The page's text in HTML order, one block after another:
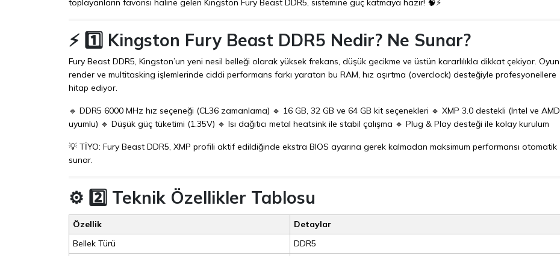
⚡ 1️⃣ Kingston Fury Beast DDR5 Nedir? Ne Sunar?
Fury Beast DDR5, Kingston’un yeni nesil belleği olarak yüksek frekans, düşük gecikme ve üstün kararlılıkla dikkat çekiyor. Oyun,
render ve multitasking işlemlerinde ciddi performans farkı yaratan bu RAM, hız aşırtma (overclock) desteğiyle profesyonellere
hitap ediyor.
🔹 DDR5 6000 MHz hız seçeneği (CL36 zamanlama) 🔹 16 GB, 32 GB ve 64 GB kit seçenekleri 🔹 XMP 3.0 destekli (Intel ve AMD
uyumlu) 🔹 Düşük güç tüketimi (1.35V) 🔹 Isı dağıtıcı metal heatsink ile stabil çalışma 🔹 Plug & Play desteği ile kolay kurulum
💡 TİYO: Fury Beast DDR5, XMP profili aktif edildiğinde ekstra BIOS ayarına gerek kalmadan maksimum performansı otomatik
sunar.
⚙️ 2️⃣ Teknik Özellikler Tablosu
Özellik
Detaylar
Bellek Türü
DDR5